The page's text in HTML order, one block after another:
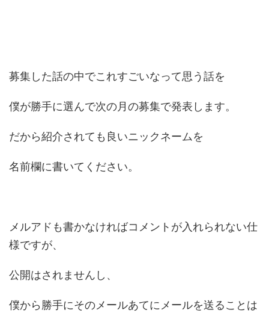
募集した話の中でこれすごいなって思う話を
僕が勝手に選んで次の月の募集で発表します。
だから紹介されても良いニックネームを
名前欄に書いてください。
メルアドも書かなければコメントが入れられない仕
様ですが、
公開はされませんし、
僕から勝手にそのメールあてにメールを送ることは